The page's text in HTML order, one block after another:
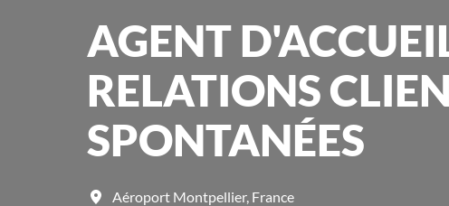
AGENT
RELATIONS
SPONTANÉES
Aéroport Montpellier, France